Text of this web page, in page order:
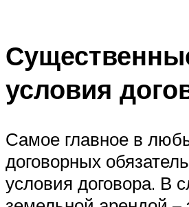
условия
Самое главное в
договорных
условия договора. В